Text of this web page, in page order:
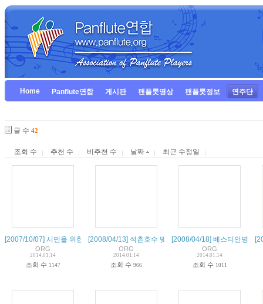
Home Panflute연합 게시판 팬플룻영상 팬플룻정보 연주단
글 수 42
조회 수 추천 수 비추천 수 날짜 최근 수정일
[2007/10/07] 시민을 위한 음악회 - 반디엔루니스(종로)
ORG
2014.01.14
조회 수 1147
[2008/04/13] 석촌호수 벚꽃축제 - 특별 출연
ORG
2014.01.14
조회 수 966
[2008/04/18] 베스티안병원
ORG
2014.01.14
조회 수 1011